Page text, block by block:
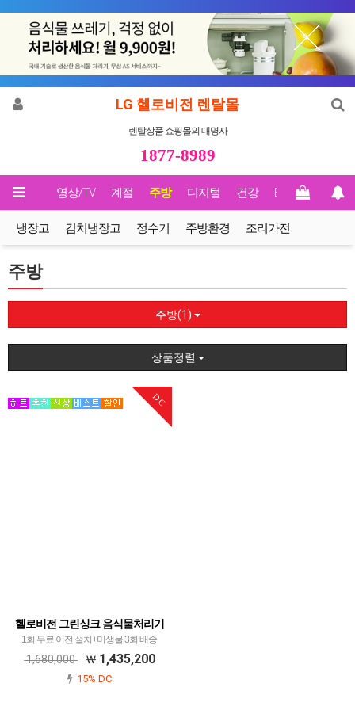
LG 헬로비전 렌탈몰
렌탈상품 쇼핑몰의 대명사
1877-8989
메인 영상/TV 계절 주방 디지털 건강 Biz렌탈
냉장고 김치냉장고 정수기 주방환경 조리가전
주방
주방(1)
상품정렬
DC
헬로비전 그린싱크 음식물처리기
1회 무료 이전 설치+미생물 3회 배송
1,680,000 1,435,200
15% DC